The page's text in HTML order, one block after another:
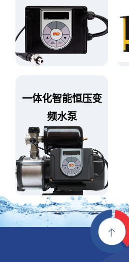
常见问题
新闻中心
岗位招聘
一体化智能恒压变
频水泵